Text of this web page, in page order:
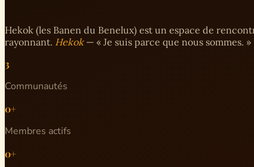
Hekok (les Banen du Benelux) est un espace de
rayonnant. Hekok— « Je suis parce que nous sommes. »
3
Communautés
0+
Membres actifs
0+